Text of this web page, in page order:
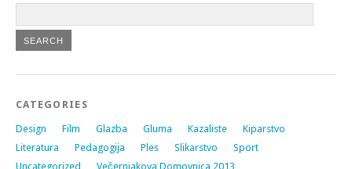
CATEGORIES
Design Film Glazba Gluma Kazaliste
Kiparstvo
Literatura
Pedagogija Ples Slikarstvo
Sport
Uncategorized
Večernjakova Domovnica 2013